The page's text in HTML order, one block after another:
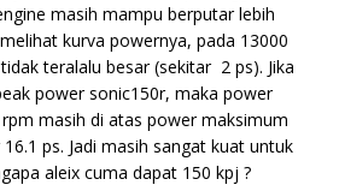
masih mampu berputar lebih
kurva powernya, pada 13000
teralalu besar (sekitar 2 ps). Jika
power sonic150r, maka power
masih di atas power maksimum
ps. Jadi masih sangat kuat untuk
aleix cuma dapat 150 kpj ?